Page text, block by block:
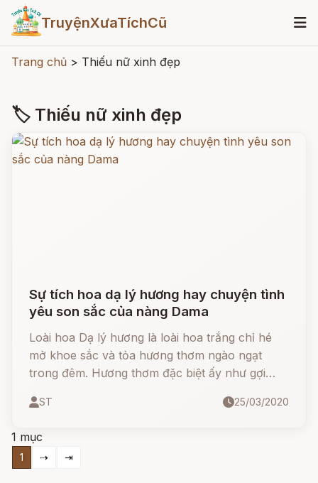
TruyệnXưaTíchCũ
Trang chủ > Thiếu nữ xinh đẹp
🏷 Thiếu nữ xinh đẹp
Sự tích hoa dạ lý hương hay chuyện tình
yêu son sắc của nàng Dama
Loài hoa Dạ lý hương là loài hoa trắng chỉ hé
mở khoe sắc và tỏa hương thơm ngào ngạt
trong đêm. Hương thơm đặc biệt ấy như gợi
một người vợ hết lòng vì chồng, đấy là nàng
ST 25/03/2020
1 mục
1 ⇢ ⇥